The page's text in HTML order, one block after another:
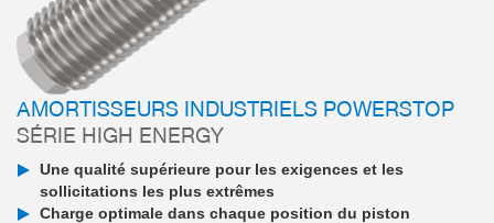
AMORTISSEURS INDUSTRIELS POWERSTOP
SÉRIE HIGH ENERGY
Une qualité supérieure pour les exigences et les
sollicitations les plus extrêmes
Charge optimale dans chaque position du piston